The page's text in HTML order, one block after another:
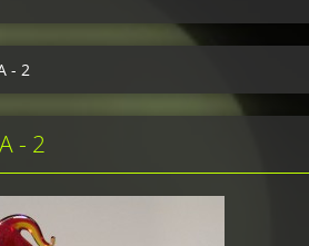
art glass sculptures,
- 2
- 2